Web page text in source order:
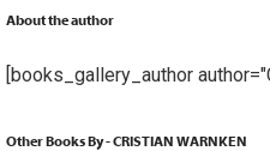
About the author
[books_gallery_author
Other Books By - CRISTIAN WARNKEN